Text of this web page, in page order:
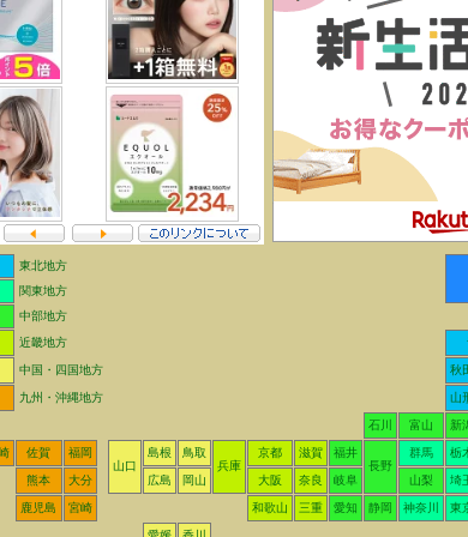
東北地方
関東地方
中部地方
近畿地方
中国・四国地方 秋
九州・沖縄地方 山
石川 富山 新
佐賀
福岡
山口
島根
鳥取
兵庫
京都 滋賀
福井
長野
群馬 栃
熊本 大分 広島 岡山 大阪 奈良 岐阜 山梨 埼
鹿児島 宮崎 和歌山 三重 愛知 静岡 神奈川 東